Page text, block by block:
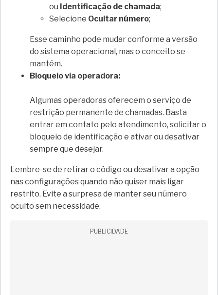
ou Identificação de chamada;
Selecione Ocultar número;
Esse caminho pode mudar conforme a versão
do sistema operacional, mas o conceito se
mantém.
Bloqueio via operadora:
Algumas operadoras oferecem o serviço de
restrição permanente de chamadas. Basta
entrar em contato pelo atendimento, solicitar o
bloqueio de identificação e ativar ou desativar
sempre que desejar.
Lembre-se de retirar o código ou desativar a opção
nas configurações quando não quiser mais ligar
restrito. Evite a surpresa de manter seu número
oculto sem necessidade.
PUBLICIDADE